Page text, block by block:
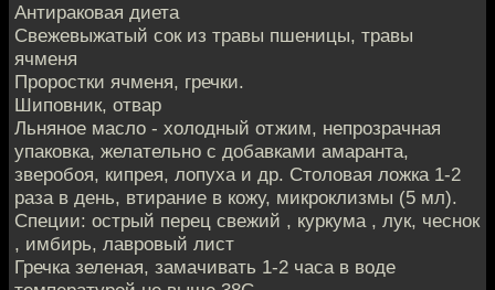
Антираковая диета
Свежевыжатый сок из травы пшеницы, травы
ячменя
Проростки ячменя, гречки.
Шиповник, отвар
Льняное масло - холодный отжим, непрозрачная
упаковка, желательно с добавками амаранта,
зверобоя, кипрея, лопуха и др. Столовая ложка 1-2
раза в день, втирание в кожу, микроклизмы (5 мл).
Специи: острый перец свежий , куркума , лук, чеснок
, имбирь, лавровый лист
Гречка зеленая, замачивать 1-2 часа в воде